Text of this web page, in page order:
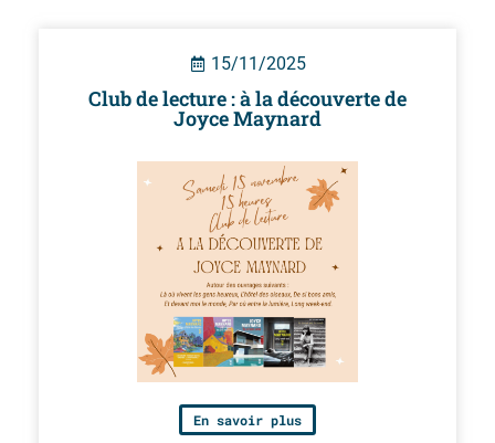
15/11/2025
Club de lecture : à la découverte de
Joyce Maynard
En savoir plus